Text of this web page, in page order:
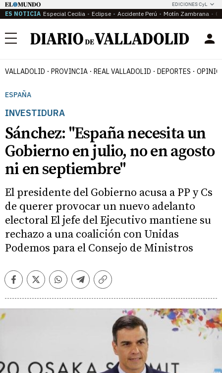
EDICIONES CyL
ES NOTICIA Especial Cecilia Eclipse Accidente Perú Motín Zambrana
Menú
VALLADOLID PROVINCIA REAL VALLADOLID DEPORTES
ESPAÑA
INVESTIDURA
Sánchez: "España necesita un
Gobierno en julio, no en agosto
ni en septiembre"
El presidente del Gobierno acusa a PP y Cs
de querer provocar un nuevo adelanto
electoral El jefe del Ejecutivo mantiene su
rechazo a una coalición con Unidas
Podemos para el Consejo de Ministros
FacebookTwitterWhatsappTelegramCopiar